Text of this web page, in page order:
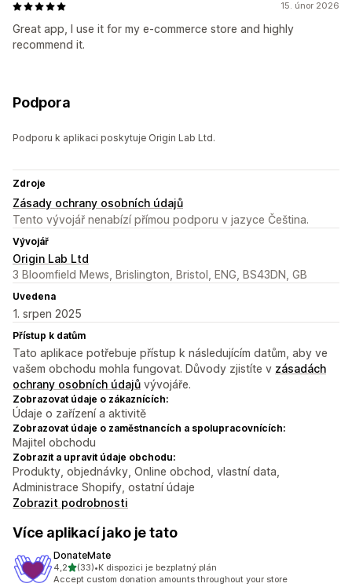
15. únor 2026
Great app, I use it for my e-commerce store and highly
recommend it.
Podpora
Podporu k aplikaci poskytuje Origin Lab Ltd.
Zdroje
Zásady ochrany osobních údajů
Tento vývojář nenabízí přímou podporu v jazyce Čeština.
Vývojář
Origin Lab Ltd
3 Bloomfield Mews, Brislington, Bristol, ENG, BS43DN, GB
Uvedena
1. srpen 2025
Přístup k datům
Tato aplikace potřebuje přístup k následujícím datům, aby ve
vašem obchodu mohla fungovat. Důvody zjistíte v zásadách
ochrany osobních údajů vývojáře.
Zobrazovat údaje o zákaznících:
Údaje o zařízení a aktivitě
Zobrazovat údaje o zaměstnancích a spolupracovnících:
Majitel obchodu
Zobrazit a upravit údaje obchodu:
Produkty, objednávky, Online obchod, vlastní data,
Administrace Shopify, ostatní údaje
Zobrazit podrobnosti
Více aplikací jako je tato
DonateMate
4,2z 5 hvězd
(33)
Celkový počet recenzí: 33
•K dispozici je bezplatný plán
Accept custom donation amounts throughout your store